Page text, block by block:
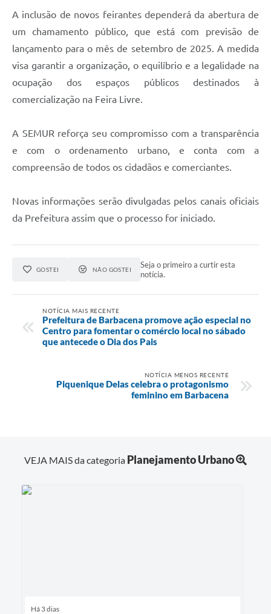
Regularização de bairros
Carta de Serviços
Arquivos para Download
Transparência
A inclusão de novos feirantes dependerá da abertura de
um chamamento público, que está com previsão de
lançamento para o mês de setembro de 2025. A medida
visa garantir a organização, o equilíbrio e a legalidade na
ocupação dos espaços públicos destinados à
comercialização na Feira Livre.
A SEMUR reforça seu compromisso com a transparência
e com o ordenamento urbano, e conta com a
compreensão de todos os cidadãos e comerciantes.
Novas informações serão divulgadas pelos canais oficiais
da Prefeitura assim que o processo for iniciado.
GOSTEI NÃO GOSTEI
Seja o primeiro a curtir esta
notícia.
NOTÍCIA MAIS RECENTE
Prefeitura de Barbacena promove ação especial no
Centro para fomentar o comércio local no sábado
que antecede o Dia dos Pais
NOTÍCIA MENOS RECENTE
Piquenique Delas celebra o protagonismo
feminino em Barbacena
VEJA MAIS da categoria Planejamento Urbano
Há 3 dias